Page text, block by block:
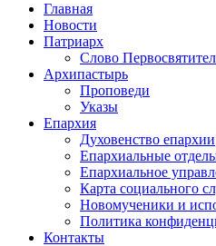
Главная
Новости
Патриарх
Слово
Архипастырь
Проповеди
Указы
Епархия
Духовенство епархии
Епархиальные
Епархиальное
Карта социального
Новомученики и
Политика
Контакты